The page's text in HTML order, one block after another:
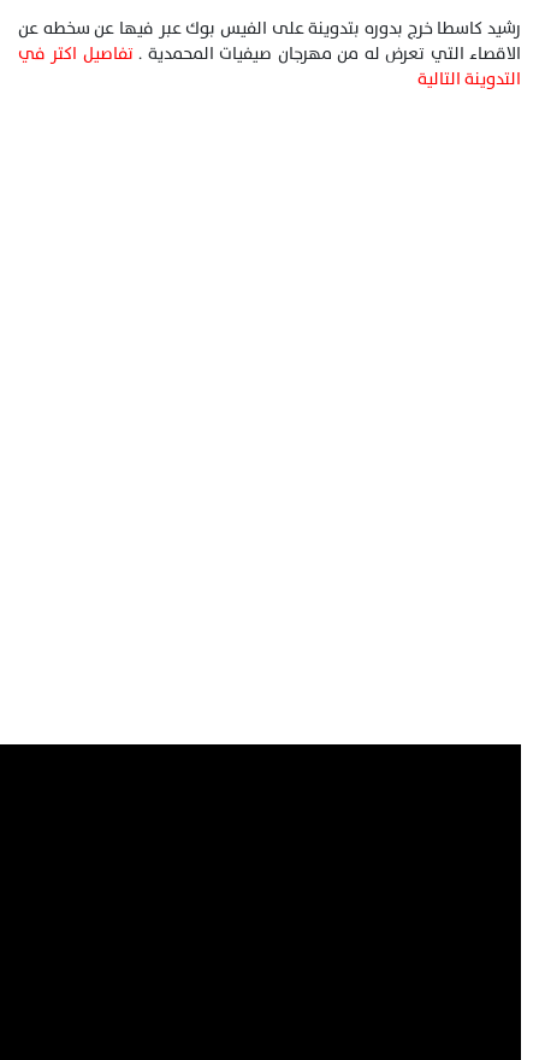
رشيد كاسطا خرج بدوره بتدوينة على الفيس بوك عبر فيها عن سخطه عن
الاقصاء التي تعرض له من مهرجان صيفيات المحمدية . تفاصيل اكتر في
التدوينة التالية